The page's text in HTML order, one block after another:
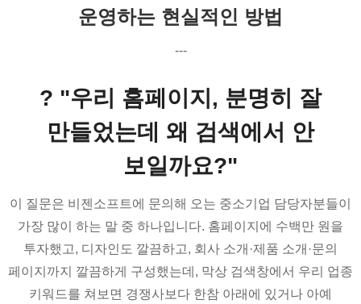
운영하는 현실적인 방법
---
? "우리 홈페이지, 분명히 잘
만들었는데 왜 검색에서 안
보일까요?"
이 질문은 비젠소프트에 문의해 오는 중소기업 담당자분들이
가장 많이 하는 말 중 하나입니다. 홈페이지에 수백만 원을
투자했고, 디자인도 깔끔하고, 회사 소개·제품 소개·문의
페이지까지 깔끔하게 구성했는데, 막상 검색창에서 우리 업종
키워드를 쳐보면 경쟁사보다 한참 아래에 있거나 아예